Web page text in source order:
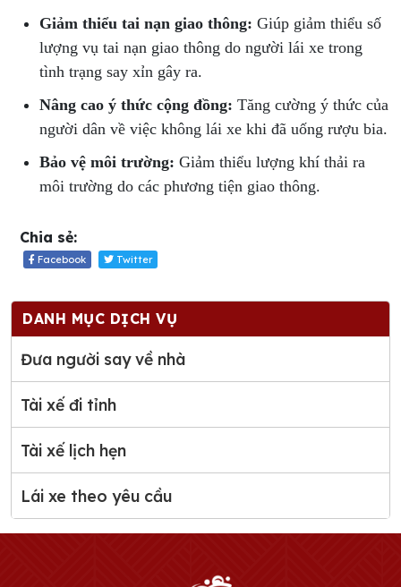
Giảm thiểu tai nạn giao thông: Giúp giảm thiểu số
lượng vụ tai nạn giao thông do người lái xe trong
tình trạng say xỉn gây ra.
Nâng cao ý thức cộng đồng: Tăng cường ý thức của
người dân về việc không lái xe khi đã uống rượu bia.
Bảo vệ môi trường: Giảm thiểu lượng khí thải ra
môi trường do các phương tiện giao thông.
Chia sẻ:
Facebook Twitter
DANH MỤC DỊCH VỤ
Đưa người say về nhà
Tài xế đi tỉnh
Tài xế lịch hẹn
Lái xe theo yêu cầu